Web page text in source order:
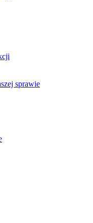
sprawie